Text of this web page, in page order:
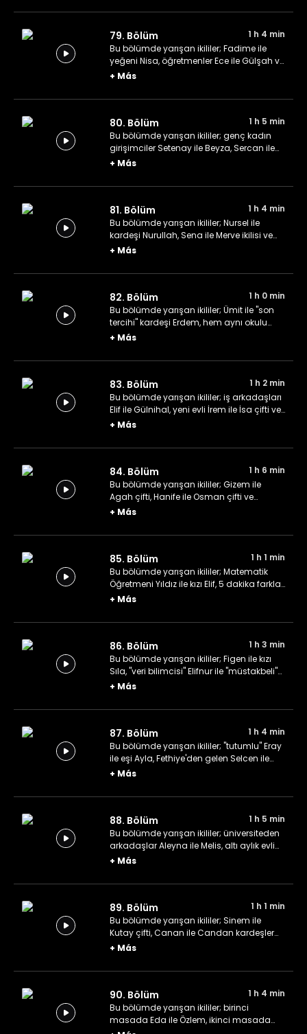
79. Bölüm
1 h 4 min
Bu bölümde yarışan ikililer; Fadime ile
yeğeni Nisa, öğretmenler Ece ile Gülşah ve
üniversiteden arkadaşlar Esra ile Cemre.
+ Más
80. Bölüm
1 h 5 min
Bu bölümde yarışan ikililer; genç kadın
girişimciler Setenay ile Beyza, Sercan ile
yine bir genç girişimci olan Almila ve son
+ Más
81. Bölüm
1 h 4 min
Bu bölümde yarışan ikililer; Nursel ile
kardeşi Nurullah, Sena ile Merve ikilisi ve
İpek ile Çağatay çifti.
+ Más
82. Bölüm
1 h 0 min
Bu bölümde yarışan ikililer; Ümit ile "son
tercihi" kardeşi Erdem, hem aynı okulu
hem aynı evi hem de aynı ismi paylaşan
Mert ile Furkan.
+ Más
83. Bölüm
1 h 2 min
Bu bölümde yarışan ikililer; iş arkadaşları
Elif ile Gülnihal, yeni evli İrem ile İsa çifti ve
Zehra ile kızı Kübra.
+ Más
84. Bölüm
1 h 6 min
Bu bölümde yarışan ikililer; Gizem ile
Agah çifti, Hanife ile Osman çifti ve
Aslıhan ile Mustafa çifti.
+ Más
85. Bölüm
1 h 1 min
Bu bölümde yarışan ikililer; Matematik
Öğretmeni Yıldız ile kızı Elif, 5 dakika farkla
abla olan Ömür ile ikizi Duygu ve
Kaan.
+ Más
86. Bölüm
1 h 3 min
Bu bölümde yarışan ikililer; Figen ile kızı
Sıla, "veri bilimcisi" Elifnur ile "müstakbeli"
Furkan ve taze nişanlılar Şule ile Samet.
+ Más
87. Bölüm
1 h 4 min
Bu bölümde yarışan ikililer; "tutumlu" Eray
ile eşi Ayla, Fethiye'den gelen Selcen ile
Banu kardeşler ve tiyatro oyuncusu çift
+ Más
88. Bölüm
1 h 5 min
Bu bölümde yarışan ikililer; üniversiteden
arkadaşlar Aleyna ile Melis, altı aylık evli
Esra ile Cem çifti ve Melek ile çeyiz
+ Más
89. Bölüm
1 h 1 min
Bu bölümde yarışan ikililer; Sinem ile
Kutay çifti, Canan ile Candan kardeşler
ve Esra ile Buğra ikilisi.
+ Más
90. Bölüm
1 h 4 min
Bu bölümde yarışan ikililer; birinci
masada Eda ile Özlem, ikinci masada